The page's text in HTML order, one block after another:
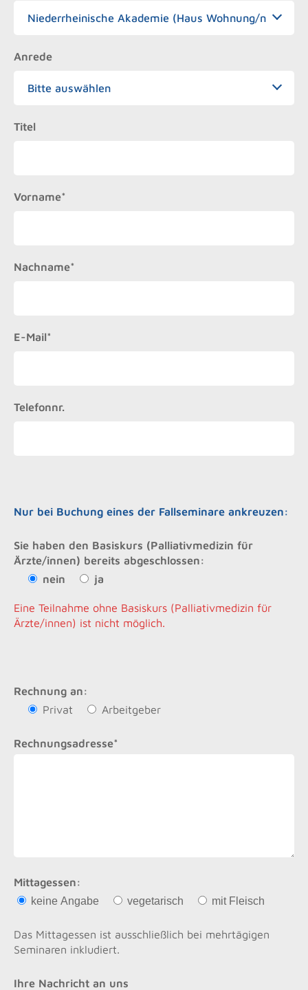
Anrede
Titel
Vorname*
Nachname*
E-Mail*
Telefonnr.
Nur bei Buchung eines der Fallseminare ankreuzen:
Sie haben den Basiskurs (Palliativmedizin für
Ärzte/innen) bereits abgeschlossen:
nein
ja
Eine Teilnahme ohne Basiskurs (Palliativmedizin für
Ärzte/innen) ist nicht möglich.
Rechnung an:
Privat
Arbeitgeber
Rechnungsadresse*
Mittagessen:
keine Angabe vegetarisch mit Fleisch
Das Mittagessen ist ausschließlich bei mehrtägigen
Seminaren inkludiert.
Ihre Nachricht an uns